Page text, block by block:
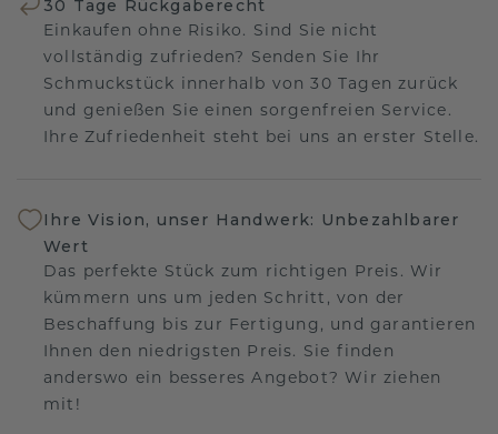
30 Tage Rückgaberecht
Einkaufen ohne Risiko. Sind Sie nicht
vollständig zufrieden? Senden Sie Ihr
Schmuckstück innerhalb von 30 Tagen zurück
und genießen Sie einen sorgenfreien Service.
Ihre Zufriedenheit steht bei uns an erster Stelle.
Ihre Vision, unser Handwerk: Unbezahlbarer
Wert
Das perfekte Stück zum richtigen Preis. Wir
kümmern uns um jeden Schritt, von der
Beschaffung bis zur Fertigung, und garantieren
Ihnen den niedrigsten Preis. Sie finden
anderswo ein besseres Angebot? Wir ziehen
mit!